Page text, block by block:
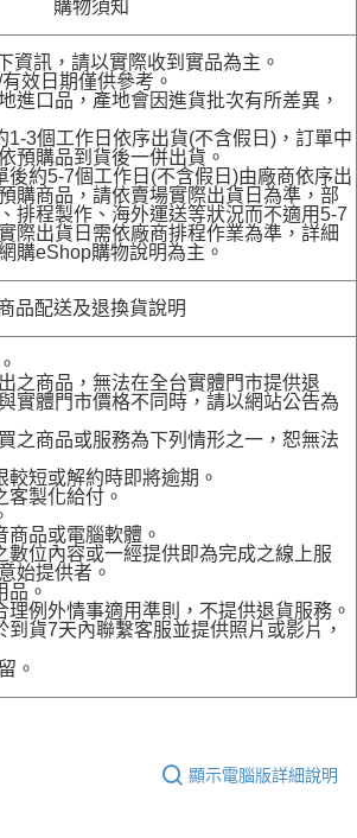
購物須知
資訊，請以實際收到實品為主。
效日期僅供參考。
進口品，產地會因進貨批次有所差異，
1-3個工作日依序出貨(不含假日)，訂單中
預購品到貨後一併出貨。
後約5-7個工作日(不含假日)由廠商依序出
購商品，請依賣場實際出貨日為準，部
排程製作、海外運送等狀況而不適用5-7
際出貨日需依廠商排程作業為準，詳細
購eShop購物說明為主。
品配送及退換貨說明
之商品，無法在全台實體門市提供退
實體門市價格不同時，請以網站公告為
之商品或服務為下列情形之一，恕無法
短或解約時即將逾期。
客製化給付。
品或電腦軟體。
數位內容或一經提供即為完成之線上服
始提供者。
品。
理例外情事適用準則，不提供退貨服務。
貨7天內聯繫客服並提供照片或影片，
。
顯示電腦版詳細說明